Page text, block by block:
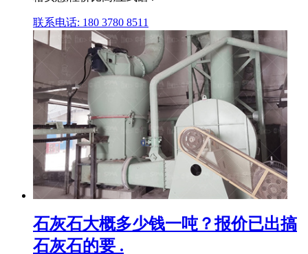
联系电话: 180 3780 8511
石灰石大概多少钱一吨？报价已出搞
石灰石的要 .